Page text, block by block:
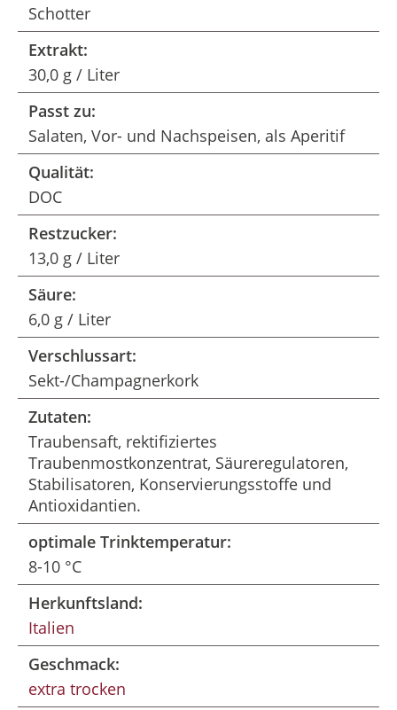
Schotter
Extrakt:
30,0 g / Liter
Passt zu:
Salaten, Vor- und Nachspeisen, als Aperitif
Qualität:
DOC
Restzucker:
13,0 g / Liter
Säure:
6,0 g / Liter
Verschlussart:
Sekt-/Champagnerkork
Zutaten:
Traubensaft, rektifiziertes
Traubenmostkonzentrat, Säureregulatoren,
Stabilisatoren, Konservierungsstoffe und
Antioxidantien.
optimale Trinktemperatur:
8-10 °C
Herkunftsland:
Italien
Geschmack:
extra trocken